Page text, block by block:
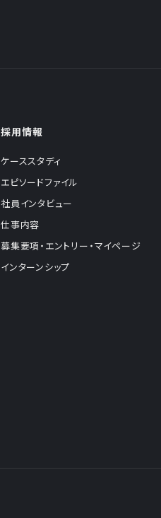
採用情報
ケーススタディ
エピソードファイル
社員インタビュー
仕事内容
募集要項・エントリー・マイページ
インターンシップ